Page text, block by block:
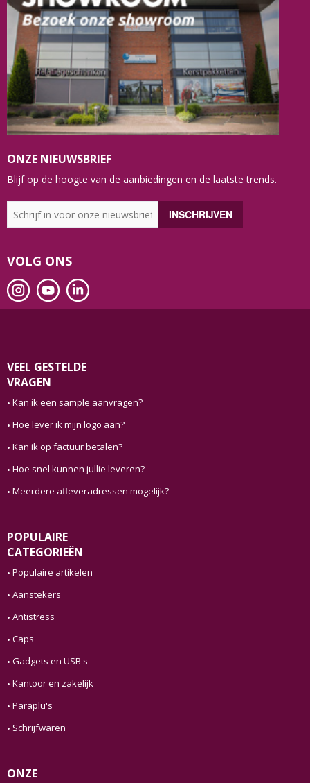
ONZE NIEUWSBRIEF
Blijf op de hoogte van de aanbiedingen en de laatste trends.
VOLG ONS
VEEL GESTELDE
VRAGEN
Kan ik een sample aanvragen?
Hoe lever ik mijn logo aan?
Kan ik op factuur betalen?
Hoe snel kunnen jullie leveren?
Meerdere afleveradressen mogelijk?
POPULAIRE
CATEGORIEËN
Populaire artikelen
Aanstekers
Antistress
Caps
Gadgets en USB's
Kantoor en zakelijk
Paraplu's
Schrijfwaren
ONZE